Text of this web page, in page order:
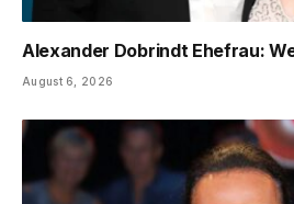
Alexander Dobrindt Ehefrau:
August 6, 2026